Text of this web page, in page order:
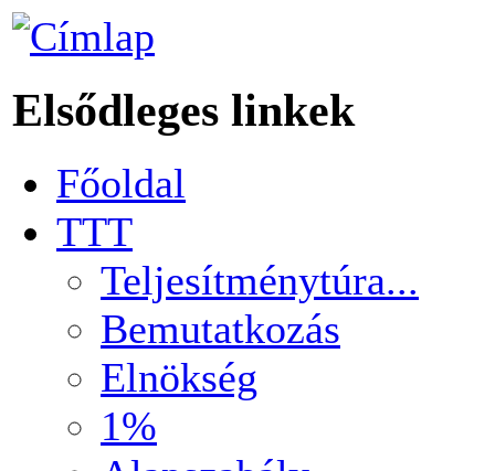
Elsődleges linkek
Főoldal
TTT
Teljesítménytúra...
Bemutatkozás
Elnökség
1%